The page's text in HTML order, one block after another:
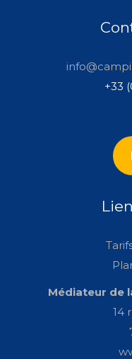
+33
Médiateur de
14